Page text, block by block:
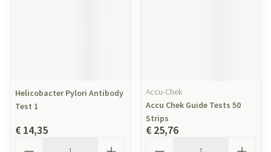
Helicobacter Pylori Antibody
Test 1
€ 14,35
Accu-Chek
Accu Chek Guide Tests 50
Strips
€ 25,76